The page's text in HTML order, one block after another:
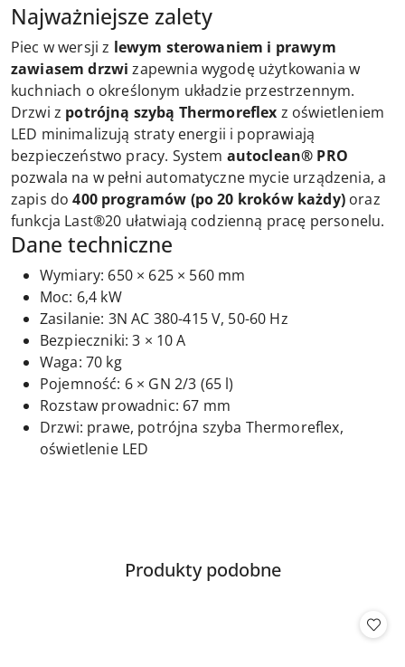
Najważniejsze zalety
Piec w wersji z lewym sterowaniem i prawym
zawiasem drzwi zapewnia wygodę użytkowania w
kuchniach o określonym układzie przestrzennym.
Drzwi z potrójną szybą Thermoreflex z oświetleniem
LED minimalizują straty energii i poprawiają
bezpieczeństwo pracy. System autoclean® PRO
pozwala na w pełni automatyczne mycie urządzenia, a
zapis do400 programów (po 20 kroków każdy)oraz
funkcja Last®20 ułatwiają codzienną pracę personelu.
Dane techniczne
Wymiary: 650 × 625 × 560 mm
Moc: 6,4 kW
Zasilanie: 3N AC 380-415 V, 50-60 Hz
Bezpieczniki: 3 × 10 A
Waga: 70 kg
Pojemność: 6 × GN 2/3 (65 l)
Rozstaw prowadnic: 67 mm
Drzwi: prawe, potrójna szyba Thermoreflex,
oświetlenie LED
Pomiń karuzelę produktów
Produkty
Produkty podobne